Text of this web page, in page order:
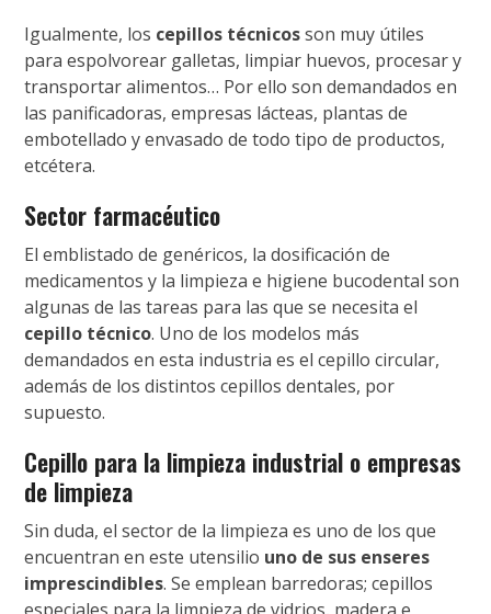
Igualmente, los cepillos técnicosson muy útiles
para espolvorear galletas, limpiar huevos, procesar y
transportar alimentos… Por ello son demandados en
las panificadoras, empresas lácteas, plantas de
embotellado y envasado de todo tipo de productos,
etcétera.
Sector farmacéutico
El emblistado de genéricos, la dosificación de
medicamentos y la limpieza e higiene bucodental son
algunas de las tareas para las que se necesita el
cepillo técnico. Uno de los modelos más
demandados en esta industria es el cepillo circular,
además de los distintos cepillos dentales, por
supuesto.
Cepillo para la limpieza industrial o empresas
de limpieza
Sin duda, el sector de la limpieza es uno de los que
encuentran en este utensilio uno de sus enseres
imprescindibles. Se emplean barredoras; cepillos